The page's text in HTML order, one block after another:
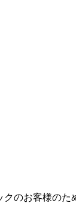
クのお客様の